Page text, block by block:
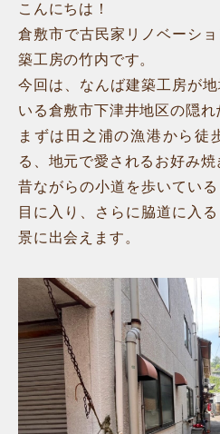
こんにちは！
倉敷市で古民家リノベーシ
築工房の竹内です。
今回は、なんば建築工房が
いる倉敷市下津井地区の隠れ
まずは田之浦の漁港から徒
る、地元で愛されるお好み焼
昔ながらの小道を歩いてい
目に入り、さらに脇道に入
景に出会えます。